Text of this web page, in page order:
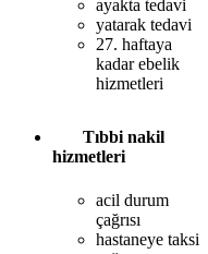
ayakta tedavi
yatarak tedavi
27. haftaya
kadar ebelik
hizmetleri
Tıbbi nakil
hizmetleri
acil durum
çağrısı
hastaneye taksi